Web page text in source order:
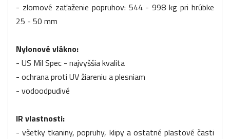
- zlomové zaťaženie popruhov: 544 - 998 kg pri hrúbke
25 - 50 mm
Nylonové vlákno:
- US Mil Spec - najvyššia kvalita
- ochrana proti UV žiareniu a plesniam
- vodoodpudivé
IR vlastnosti:
- všetky tkaniny, popruhy, klipy a ostatné plastové časti